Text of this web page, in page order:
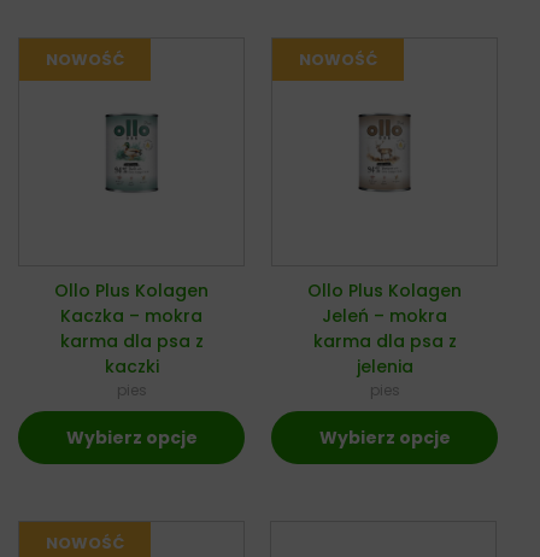
Ollo Plus Kolagen
Kaczka – mokra
karma dla psa z
kaczki
pies
Wybierz opcje
Ollo Plus Kolagen
Jeleń – mokra
karma dla psa z
jelenia
pies
Wybierz opcje